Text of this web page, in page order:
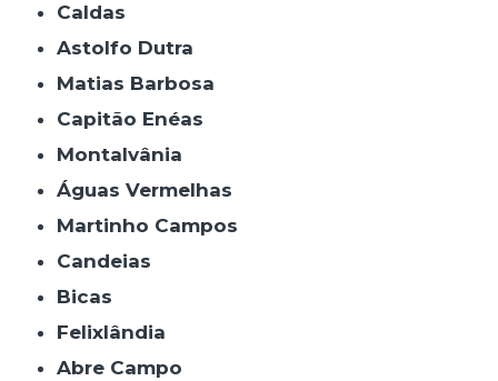
Caldas
Astolfo Dutra
Matias Barbosa
Capitão Enéas
Montalvânia
Águas Vermelhas
Martinho Campos
Candeias
Bicas
Felixlândia
Abre Campo